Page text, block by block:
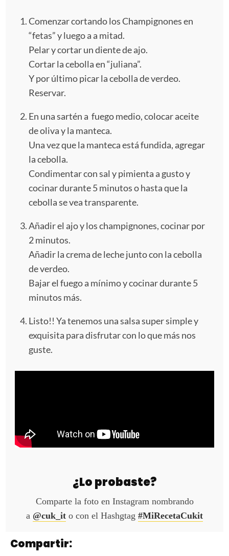
Comenzar cortando los Champignones en
“fetas” y luego a a mitad.
Pelar y cortar un diente de ajo.
Cortar la cebolla en “juliana”.
Y por último picar la cebolla de verdeo.
Reservar.
En una sartén a fuego medio, colocar aceite
de oliva y la manteca.
Una vez que la manteca está fundida, agregar
la cebolla.
Condimentar con sal y pimienta a gusto y
cocinar durante 5 minutos o hasta que la
cebolla se vea transparente.
Añadir el ajo y los champignones, cocinar por
2 minutos.
Añadir la crema de leche junto con la cebolla
de verdeo.
Bajar el fuego a mínimo y cocinar durante 5
minutos más.
Listo!! Ya tenemos una salsa super simple y
exquisita para disfrutar con lo que más nos
guste.
¿Lo probaste?
Comparte la foto en Instagram nombrando
a @cuk_it o con el Hashgtag #MiRecetaCukit
Compartir: